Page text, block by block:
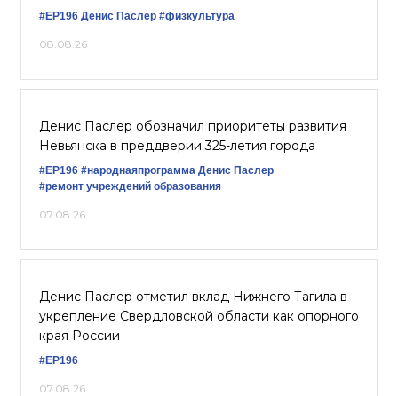
#ЕР196 Денис Паслер #физкультура
08.08.26
Денис Паслер обозначил приоритеты развития
Невьянска в преддверии 325-летия города
#ЕР196 #народнаяпрограмма Денис Паслер
#ремонт учреждений образования
07.08.26
Денис Паслер отметил вклад Нижнего Тагила в
укрепление Свердловской области как опорного
края России
#ЕР196
07.08.26